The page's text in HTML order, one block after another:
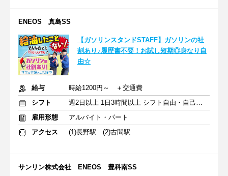
ENEOS 真島SS
【ガソリンスタンドSTAFF】ガソリンの社
割あり♪履歴書不要！お試し短期◎身なり自
由☆
給与
時給1200円～ ＋交通費
シフト
週2日以上 1日3時間以上 シフト自由・自己申告
雇用形態
アルバイト・パート
アクセス
(1)長野駅 (2)古間駅
サンリン株式会社 ENEOS 豊科南SS